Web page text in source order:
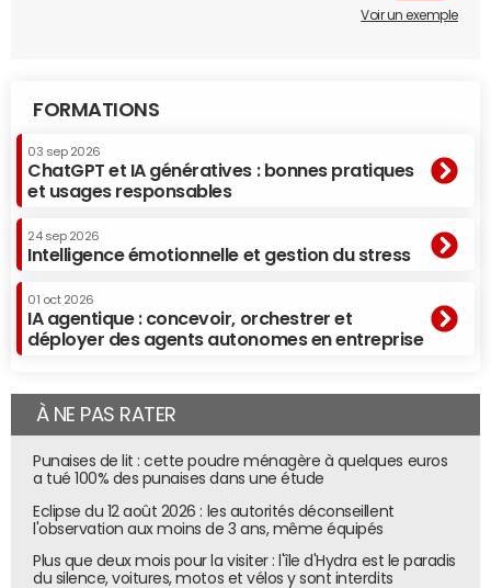
Voir un exemple
FORMATIONS
03 sep 2026
ChatGPT et IA génératives : bonnes pratiques
et usages responsables
24 sep 2026
Intelligence émotionnelle et gestion du stress
01 oct 2026
IA agentique : concevoir, orchestrer et
déployer des agents autonomes en entreprise
À NE PAS RATER
Punaises de lit : cette poudre ménagère à quelques euros
a tué 100% des punaises dans une étude
Eclipse du 12 août 2026 : les autorités déconseillent
l'observation aux moins de 3 ans, même équipés
Plus que deux mois pour la visiter : l'île d'Hydra est le paradis
du silence, voitures, motos et vélos y sont interdits